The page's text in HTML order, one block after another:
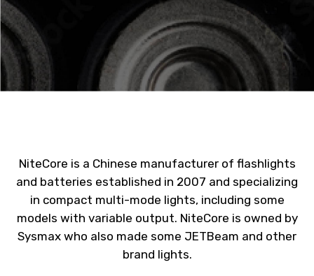
NiteCore is a Chinese manufacturer of flashlights
and batteries established in 2007 and specializing
in compact multi-mode lights, including some
models with variable output. NiteCore is owned by
Sysmax who also made some JETBeam and other
brand lights.